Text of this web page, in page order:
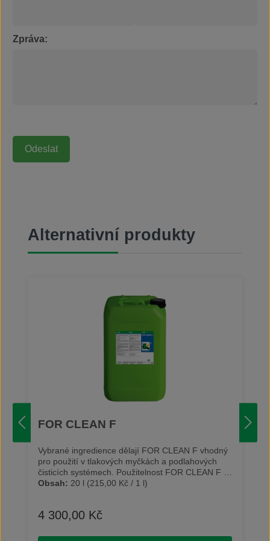
Zpráva:
Přeskočit galerii produktů
Alternativní produkty
FOR CLEAN F
Vybrané ingredience dělají FOR CLEAN F vhodný
pro použití v tlakových myčkách a podlahových
čisticích systémech. Použitelnost FOR CLEAN F v
mokrých vysavačích a ručních čisticích zařízeních
zabarvením (až do teploty 75 °C). Čistidlo je
účinky. FOR CLEAN F chrání zdraví obsluhy,
Obsah: 20 l (215,00 Kč / 1 l)
Běžná cena:
4 300,00 Kč